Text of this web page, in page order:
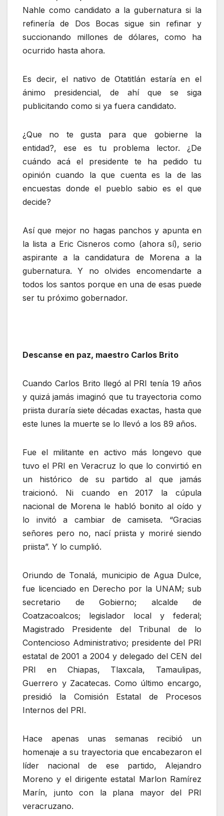
Nahle como candidato a la gubernatura si la
refinería de Dos Bocas sigue sin refinar y
succionando millones de dólares, como ha
ocurrido hasta ahora.
Es decir, el nativo de Otatitlán estaría en el
ánimo presidencial, de ahí que se siga
publicitando como si ya fuera candidato.
¿Que no te gusta para que gobierne la
entidad?, ese es tu problema lector. ¿De
cuándo acá el presidente te ha pedido tu
opinión cuando la que cuenta es la de las
encuestas donde el pueblo sabio es el que
decide?
Así que mejor no hagas panchos y apunta en
la lista a Eric Cisneros como (ahora sí), serio
aspirante a la candidatura de Morena a la
gubernatura. Y no olvides encomendarte a
todos los santos porque en una de esas puede
ser tu próximo gobernador.
Descanse en paz, maestro Carlos Brito
Cuando Carlos Brito llegó al PRI tenía 19 años
y quizá jamás imaginó que tu trayectoria como
priista duraría siete décadas exactas, hasta que
este lunes la muerte se lo llevó a los 89 años.
Fue el militante en activo más longevo que
tuvo el PRI en Veracruz lo que lo convirtió en
un histórico de su partido al que jamás
traicionó. Ni cuando en 2017 la cúpula
nacional de Morena le habló bonito al oído y
lo invitó a cambiar de camiseta. “Gracias
señores pero no, nací priista y moriré siendo
priista”. Y lo cumplió.
Oriundo de Tonalá, municipio de Agua Dulce,
fue licenciado en Derecho por la UNAM; sub
secretario de Gobierno; alcalde de
Coatzacoalcos; legislador local y federal;
Magistrado Presidente del Tribunal de lo
Contencioso Administrativo; presidente del PRI
estatal de 2001 a 2004 y delegado del CEN del
PRI en Chiapas, Tlaxcala, Tamaulipas,
Guerrero y Zacatecas. Como último encargo,
presidió la Comisión Estatal de Procesos
Internos del PRI.
Hace apenas unas semanas recibió un
homenaje a su trayectoria que encabezaron el
líder nacional de ese partido, Alejandro
Moreno y el dirigente estatal Marlon Ramírez
Marín, junto con la plana mayor del PRI
veracruzano.